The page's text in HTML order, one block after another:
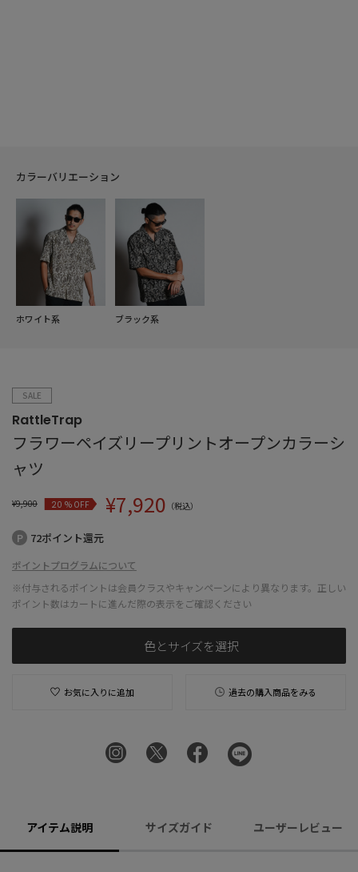
カラーバリエーション
ホワイト系 ブラック系
SALE
RattleTrap
フラワーペイズリープリントオープンカラーシ
ャツ
¥9,900 20% OFF ¥7,920 （税込）
72ポイント還元
ポイントプログラムについて
※付与されるポイントは会員クラスやキャンペーンにより異なります。正しい
ポイント数はカートに進んだ際の表示をご確認ください
色とサイズを選択
お気に入りに追加 過去の購入商品をみる
アイテム説明 サイズガイド ユーザーレビュー